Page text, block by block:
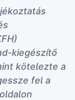
kiegészítő
kötelezte a
fel a